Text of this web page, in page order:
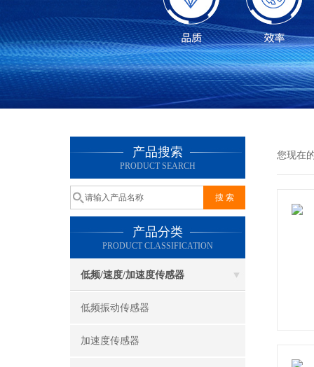
产品搜索
PRODUCT SEARCH
产品分类
PRODUCT CLASSIFICATION
低频/速度/加速度传感器
低频振动传感器
加速度传感器
您现在